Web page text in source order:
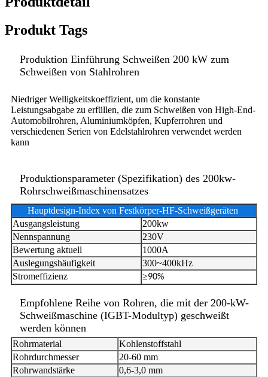
Produkt Tags
Produktion Einführung Schweißen 200 kW zum
Schweißen von Stahlrohren
Niedriger Welligkeitskoeffizient, um die konstante
Leistungsabgabe zu erfüllen, die zum Schweißen von High-End-
Automobilrohren, Aluminiumköpfen, Kupferrohren und
verschiedenen Serien von Edelstahlrohren verwendet werden
kann
Produktionsparameter (Spezifikation) des 200kw-
Rohrschweißmaschinensatzes
Hauptdesign-Index von Festkörper-HF-Schweißgeräten
Ausgangsleistung
200kw
Nennspannung
230V
Bewertung aktuell
1000A
Auslegungshäufigkeit
300~400kHz
Stromeffizienz
≥90%
Empfohlene Reihe von Rohren, die mit der 200-kW-
Schweißmaschine (IGBT-Modultyp) geschweißt
werden können
Rohrmaterial
Kohlenstoffstahl
Rohrdurchmesser
20-60 mm
Rohrwandstärke
0,6-3,0 mm